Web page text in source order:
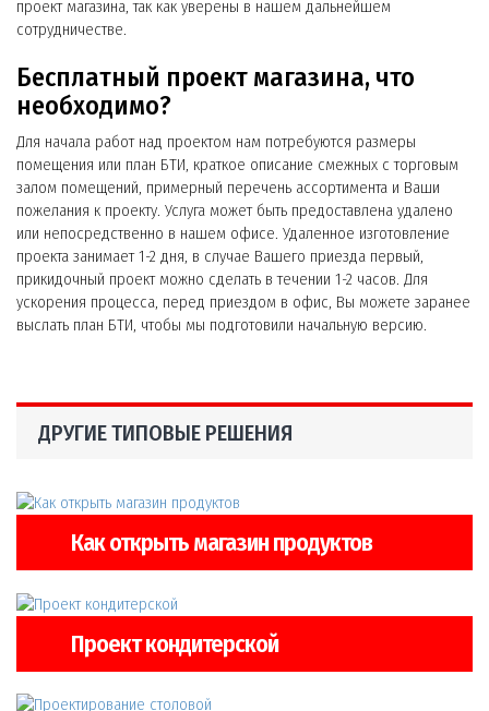
проект магазина, так как уверены в нашем дальнейшем
сотрудничестве.
Бесплатный проект магазина, что
необходимо?
Для начала работ над проектом нам потребуются размеры
помещения или план БТИ, краткое описание смежных с торговым
залом помещений, примерный перечень ассортимента и Ваши
пожелания к проекту. Услуга может быть предоставлена удалено
или непосредственно в нашем офисе. Удаленное изготовление
проекта занимает 1-2 дня, в случае Вашего приезда первый,
прикидочный проект можно сделать в течении 1-2 часов. Для
ускорения процесса, перед приездом в офис, Вы можете заранее
выслать план БТИ, чтобы мы подготовили начальную версию.
ДРУГИЕ ТИПОВЫЕ РЕШЕНИЯ
Как открыть магазин продуктов
Проект кондитерской